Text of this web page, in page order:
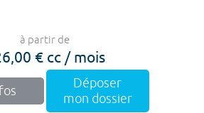
à partir de
€ cc / mois
Déposer
mon dossier